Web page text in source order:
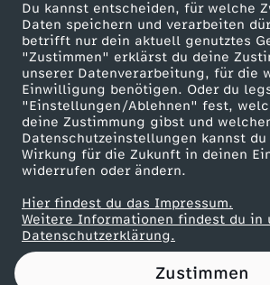
Du kannst entscheiden, für welche
Daten speichern und verarbeiten
betrifft nur dein aktuell genutztes
"Zustimmen" erklärst du deine
unserer Datenverarbeitung, für die
Einwilligung benötigen. Oder du
"Einstellungen/Ablehnen" fest,
deine Zustimmung gibst und
Datenschutzeinstellungen kannst
Wirkung für die Zukunft in deinen
widerrufen oder ändern.
Hier findest du das Impressum.
Weitere Informationen findest du in
Datenschutzerklärung.
Zustimmen
n
r
u
h
e
i
ZDF goes Schule
Werbefernsehen
Mainzelmännchen
Partner